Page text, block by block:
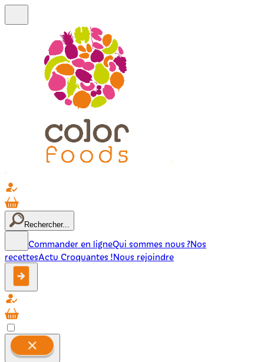
Rechercher...
Commander en ligneQui sommes nous ?Nos
recettesActu Croquantes !Nous rejoindre